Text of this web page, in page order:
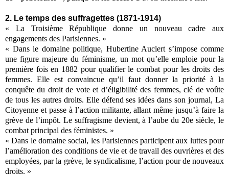
2. Le temps des suffragettes (1871-1914)
« La Troisième République donne un nouveau cadre aux
engagements des Parisiennes. »
« Dans le domaine politique, Hubertine Auclert s’impose comme
une figure majeure du féminisme, un mot qu’elle emploie pour la
première fois en 1882 pour qualifier le combat pour les droits des
femmes. Elle est convaincue qu’il faut donner la priorité à la
conquête du droit de vote et d’éligibilité des femmes, clé de voûte
de tous les autres droits. Elle défend ses idées dans son journal, La
Citoyenne et passe à l’action militante, allant même jusqu’à faire la
grève de l’impôt. Le suffragisme devient, à l’aube du 20e siècle, le
combat principal des féministes. »
« Dans le domaine social, les Parisiennes participent aux luttes pour
l’amélioration des conditions de vie et de travail des ouvrières et des
employées, par la grève, le syndicalisme, l’action pour de nouveaux
droits. »